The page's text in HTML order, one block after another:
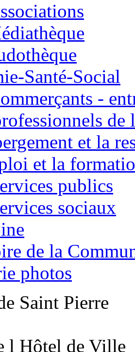
Santé-Social
-
de
et la
et la
publics
sociaux
de la
photos
Saint Pierre
l Hôtel de Ville